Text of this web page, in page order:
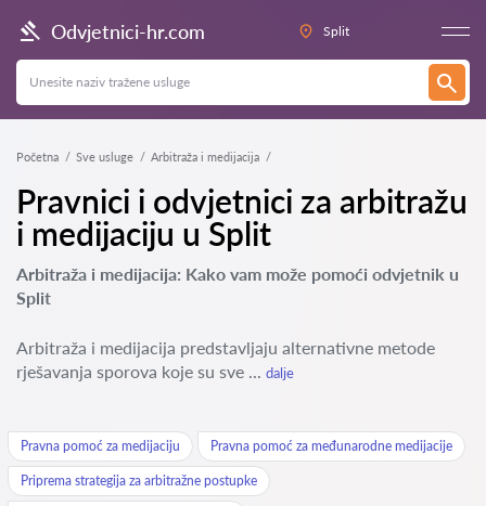
Odvjetnici-hr.com Split
Početna Sve usluge Arbitraža i medijacija
Pravnici i odvjetnici za arbitražu
i medijaciju u Split
Arbitraža i medijacija: Kako vam može pomoći odvjetnik u
Split
Arbitraža i medijacija predstavljaju alternativne metode
rješavanja sporova koje su sve ... dalje
Pravna pomoć za medijaciju Pravna pomoć za međunarodne medijacije
Priprema strategija za arbitražne postupke